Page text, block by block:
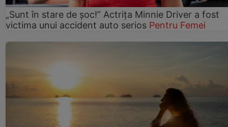
„Sunt în stare de șoc!” Actrița Minnie Driver a fost
victima unui accident auto serios Pentru Femei